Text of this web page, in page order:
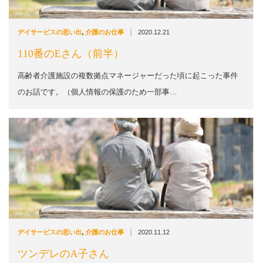
デイサービスの思い出, 介護のお仕事 | 2020.12.21
110番のEさん（前半）
高齢者介護施設の複数拠点マネージャーだった頃に起こった事件
のお話です。（個人情報の保護のため一部事…
デイサービスの思い出, 介護のお仕事 | 2020.11.12
ツンデレのA子さん